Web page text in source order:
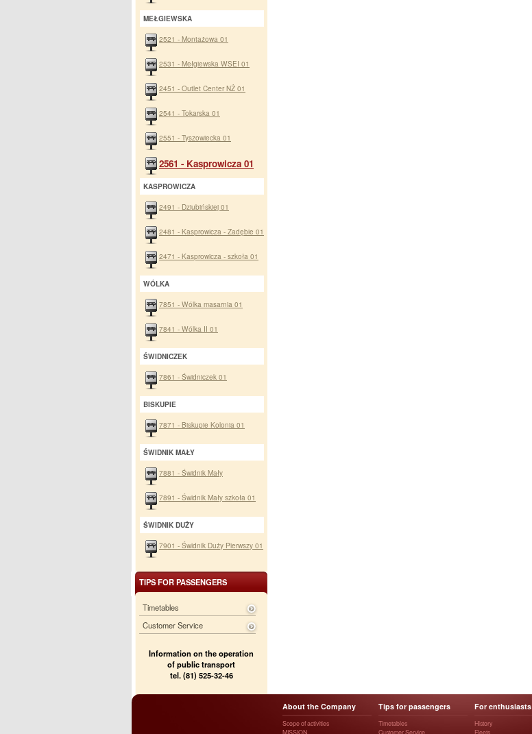
MEŁGIEWSKA
2521 - Montażowa 01
2531 - Mełgiewska WSEI 01
2451 - Outlet Center NŻ 01
2541 - Tokarska 01
2551 - Tyszowiecka 01
2561 - Kasprowicza 01
KASPROWICZA
2491 - Dziubińskiej 01
2481 - Kasprowicza - Zadębie 01
2471 - Kasprowicza - szkoła 01
WÓLKA
7851 - Wólka masarnia 01
7841 - Wólka II 01
ŚWIDNICZEK
7861 - Świdniczek 01
BISKUPIE
7871 - Biskupie Kolonia 01
ŚWIDNIK MAŁY
7881 - Świdnik Mały
7891 - Świdnik Mały szkoła 01
ŚWIDNIK DUŻY
7901 - Świdnik Duży Pierwszy 01
TIPS FOR PASSENGERS
Timetables
Customer Service
Information on the operation
of public transport
tel. (81) 525-32-46
About the Company
Scope of activities
Tips for passengers
Timetables
For enthusiasts
History